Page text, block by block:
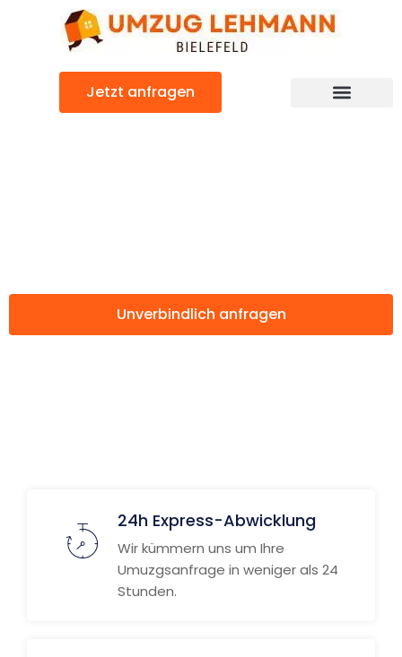
Jetzt anfragen
Unverbindlich anfragen
24h Express-Abwicklung
Wir kümmern uns um Ihre
Umuzgsanfrage in weniger als 24
Stunden.